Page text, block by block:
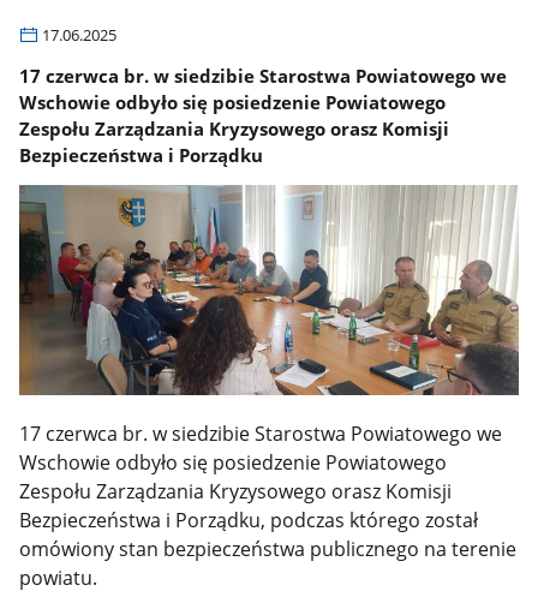
17.06.2025
17 czerwca br. w siedzibie Starostwa Powiatowego we
Wschowie odbyło się posiedzenie Powiatowego
Zespołu Zarządzania Kryzysowego orasz Komisji
Bezpieczeństwa i Porządku
17 czerwca br. w siedzibie Starostwa Powiatowego we
Wschowie odbyło się posiedzenie Powiatowego
Zespołu Zarządzania Kryzysowego orasz Komisji
Bezpieczeństwa i Porządku, podczas którego został
omówiony stan bezpieczeństwa publicznego na terenie
powiatu.